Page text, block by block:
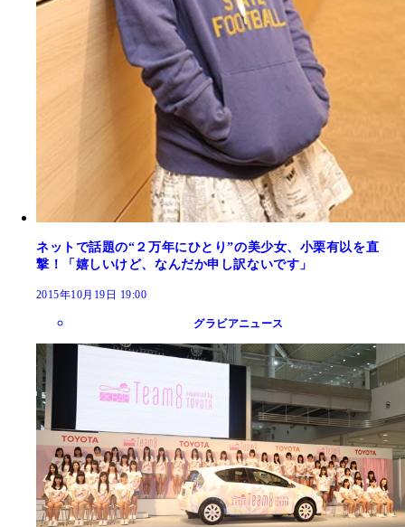
ネットで話題の“２万年にひとり”の美少女、小栗有以を直
撃！「嬉しいけど、なんだか申し訳ないです」
2015年10月19日 19:00
グラビアニュース